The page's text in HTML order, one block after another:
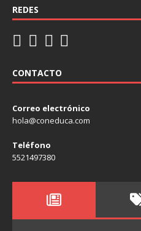
REDES
CONTACTO
Correo electrónico
hola@coneduca.com
Teléfono
5521497380